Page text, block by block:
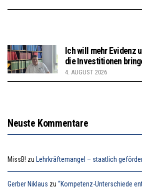
Ich will mehr Evidenz
die Investitionen
4. AUGUST 2026
Neuste Kommentare
MissB! zu Lehrkräftemangel – staatlich
Gerber Niklaus zu “Kompetenz-Unterschiede